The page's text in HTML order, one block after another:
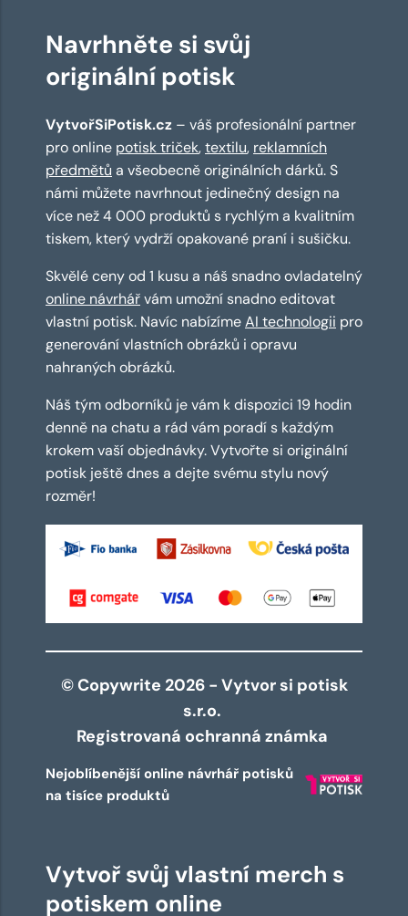
Navrhněte si svůj
originální potisk
VytvořSiPotisk.cz – váš profesionální partner
pro online potisk triček,textilu, reklamních
předmětů a všeobecně originálních dárků. S
námi můžete navrhnout jedinečný design na
více než 4 000 produktů s rychlým a kvalitním
tiskem, který vydrží opakované praní i sušičku.
Skvělé ceny od 1 kusu a náš snadno ovladatelný
online návrhářvám umožní snadno editovat
vlastní potisk. Navíc nabízímeAI technologii pro
generování vlastních obrázků i opravu
nahraných obrázků.
Náš tým odborníků je vám k dispozici 19 hodin
denně na chatu a rád vám poradí s každým
krokem vaší objednávky. Vytvořte si originální
potisk ještě dnes a dejte svému stylu nový
rozměr!
© Copywrite 2026 - Vytvor si potisk
s.r.o.
Registrovaná ochranná známka
Nejoblíbenější online návrhář potisků
na tisíce produktů
Vytvoř svůj vlastní merch s
potiskem online